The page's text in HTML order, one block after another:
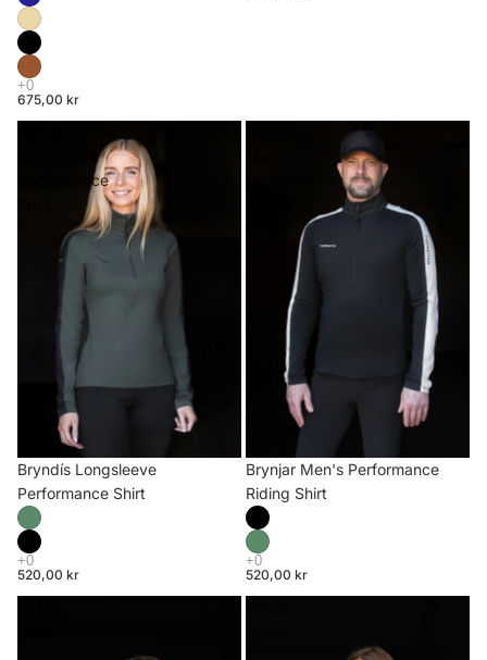
675,00 kr
Longsleeve
Performance
Bryndís Longsleeve
Performance Shirt
520,00 kr
Brynjar Men's Performance
Riding Shirt
520,00 kr